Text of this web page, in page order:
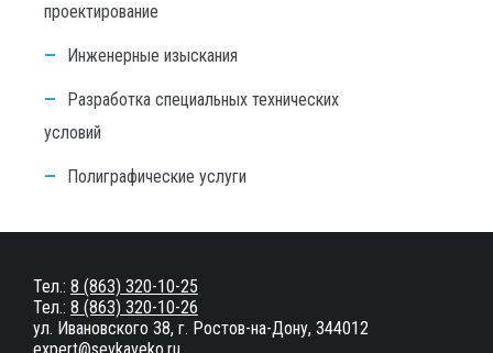
проектирование
Инженерные изыскания
Разработка специальных технических
условий
Полиграфические услуги
Тел.: 8 (863) 320-10-25
Тел.: 8 (863) 320-10-26
ул. Ивановского 38, г. Ростов-на-Дону, 344012